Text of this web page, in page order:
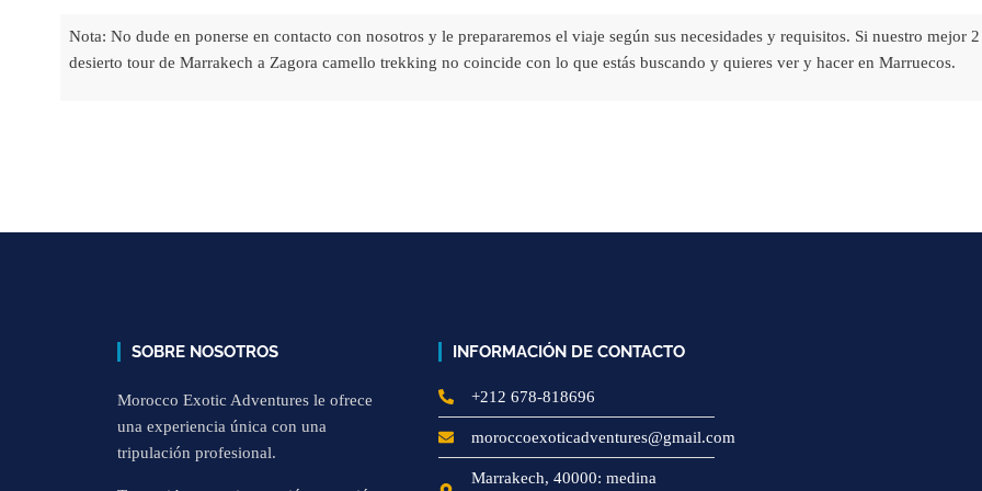
Nota: No dude en ponerse en contacto con nosotros y le prepararemos el viaje según sus necesidades y requisitos. Si nuestro mejor
desierto tour de Marrakech a Zagora camello trekking no coincide con lo que estás buscando y quieres ver y hacer en Marruecos.
SOBRE NOSOTROS
Morocco Exotic Adventures le ofrece
una experiencia única con una
tripulación profesional.
INFORMACIÓN DE CONTACTO
+212 678-818696
moroccoexoticadventures@gmail.com
Marrakech, 40000: medina